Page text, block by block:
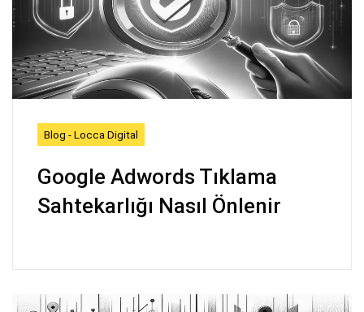
Blog - Locca Digital
Google Adwords Tıklama
Sahtekarlığı Nasıl Önlenir